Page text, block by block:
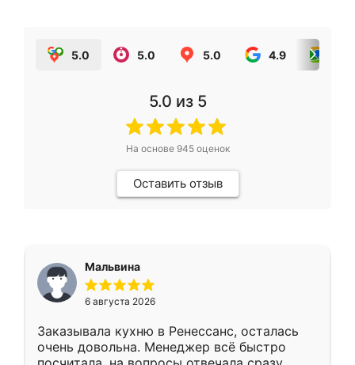
5.0 5.0 5.0 4.9
5.0 из 5
На основе 945оценок
Оставить отзыв
Мальвина
6 августа 2026
Заказывала кухню в Ренессанс, осталась
очень довольна. Менеджер всё быстро